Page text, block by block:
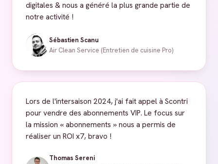
digitales & nous a généré la plus grande partie de
notre activité !
Sébastien Scanu
Air Clean Service (Entretien de cuisine Pro)
Lors de l'intersaison 2024, j'ai fait appel à Scontri
pour vendre des abonnements VIP. Le focus sur
la mission « abonnements » nous a permis de
réaliser un ROI x7, bravo !
Thomas Sereni